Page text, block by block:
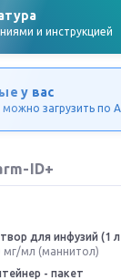
и инструкцией
у вас
загрузить по
ID+
для инфузий (1
мг/мл (маннитол)
- пакет